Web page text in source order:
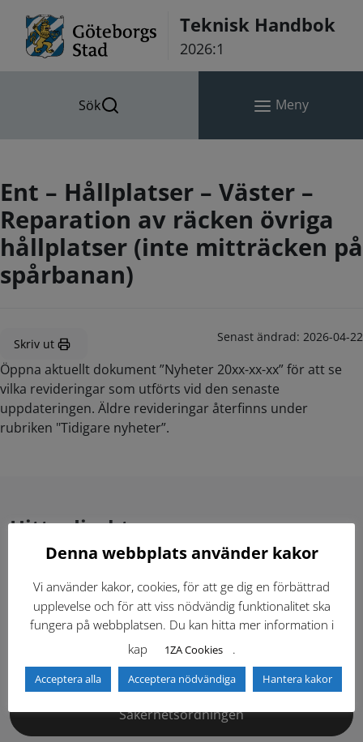
Teknisk Handbok
2026:1
Sök Meny
Ent – Hållplatser – Väster –
Reparation av räcken övriga
hållplatser (inte mitträcken på
spårbanan)
Skriv ut Senast ändrad: 2026-04-22
Öppna aktuellt dokument ”Nyheter 20xx-xx-xx” för att se
vilka revideringar som utförts vid den senaste
uppdateringen. Äldre revideringar återfinns under
rubriken "Tidigare nyheter”.
Hitta direkt
Gällande standardritningar (Dwg och pdf)
Dokumentbibliotek Kontaktlista
Tidigare versioner Nyheter
Säkerhetsordningen
Denna webbplats använder kakor
Vi använder kakor, cookies, för att ge dig en förbättrad
upplevelse och för att viss nödvändig funktionalitet ska
fungera på webbplatsen. Du kan hitta mer information i
kap
1ZA Cookies .
Acceptera alla Acceptera nödvändiga Hantera kakor